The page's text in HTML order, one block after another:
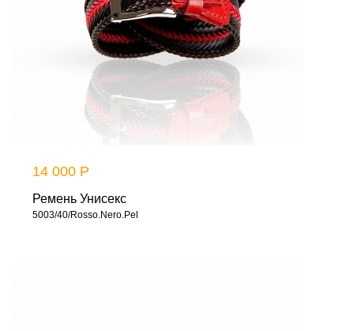
14 000 Р
Ремень Унисекс
5003/40/Rosso.Nero.Pel